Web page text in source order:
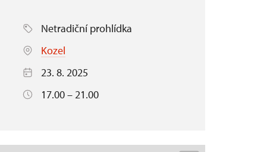
Netradiční prohlídka
Kozel
23. 8. 2025
17.00 – 21.00